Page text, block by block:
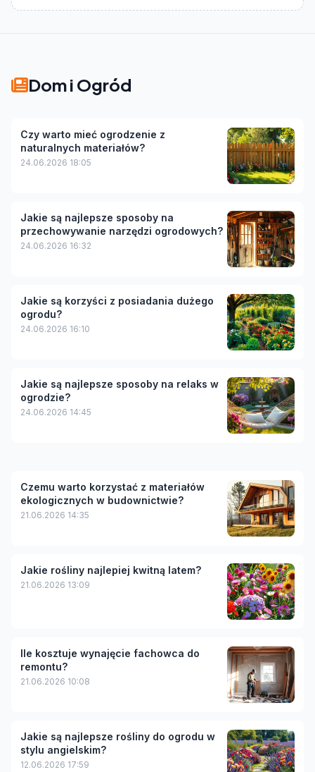
Dom i Ogród
Czy warto mieć ogrodzenie z
naturalnych materiałów?
24.06.2026 18:05
Jakie są najlepsze sposoby na
przechowywanie narzędzi ogrodowych?
24.06.2026 16:32
Jakie są korzyści z posiadania dużego
ogrodu?
24.06.2026 16:10
Jakie są najlepsze sposoby na relaks w
ogrodzie?
24.06.2026 14:45
Czemu warto korzystać z materiałów
ekologicznych w budownictwie?
21.06.2026 14:35
Jakie rośliny najlepiej kwitną latem?
21.06.2026 13:09
Ile kosztuje wynajęcie fachowca do
remontu?
21.06.2026 10:08
Jakie są najlepsze rośliny do ogrodu w
stylu angielskim?
12.06.2026 17:59